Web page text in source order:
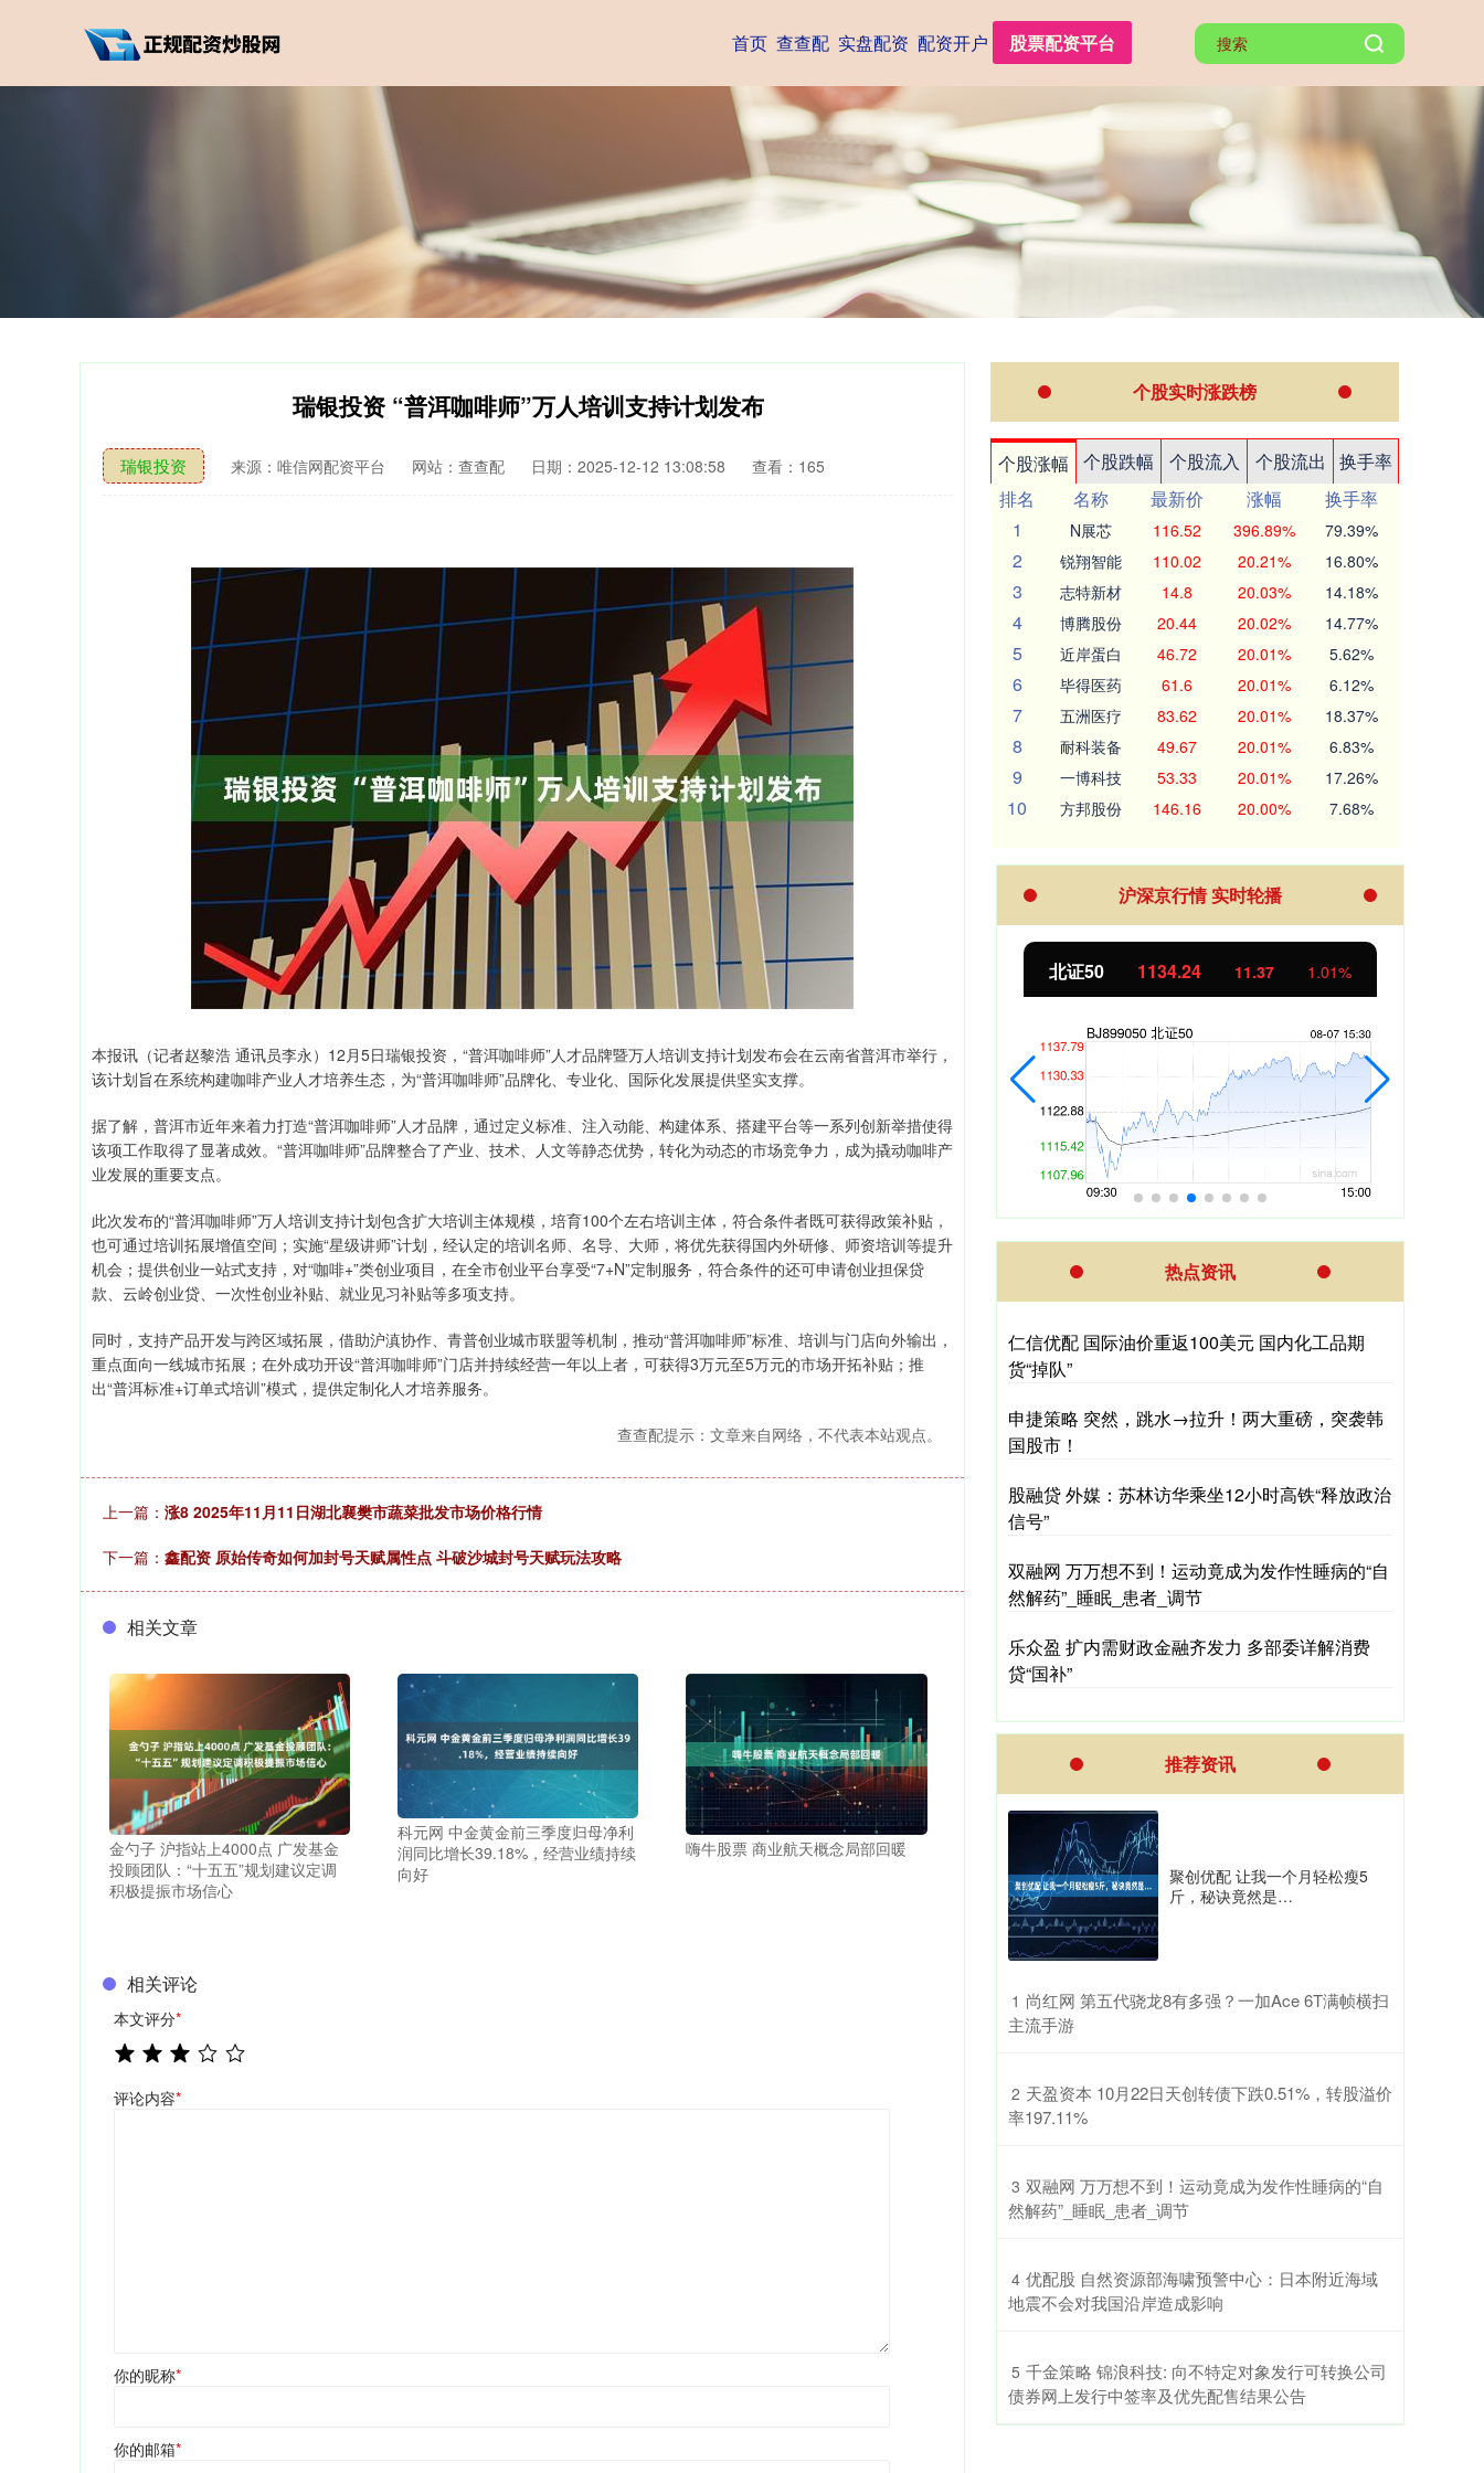
首页 查查配 实盘配资 配资开户 股票配资平台
瑞银投资 “普洱咖啡师”万人培训支持计划发布
瑞银投资 来源：唯信网配资平台 网站：查查配 日期：2025-12-12 13:08:58 查看：165
本报讯（记者赵黎浩 通讯员李永）12月5日瑞银投资，“普洱咖啡师”人才品牌暨万人培训支持计划发布会在云南省普洱市举行，
该计划旨在系统构建咖啡产业人才培养生态，为“普洱咖啡师”品牌化、专业化、国际化发展提供坚实支撑。
据了解，普洱市近年来着力打造“普洱咖啡师”人才品牌，通过定义标准、注入动能、构建体系、搭建平台等一系列创新举措使得
该项工作取得了显著成效。“普洱咖啡师”品牌整合了产业、技术、人文等静态优势，转化为动态的市场竞争力，成为撬动咖啡产
业发展的重要支点。
此次发布的“普洱咖啡师”万人培训支持计划包含扩大培训主体规模，培育100个左右培训主体，符合条件者既可获得政策补贴，
也可通过培训拓展增值空间；实施“星级讲师”计划，经认定的培训名师、名导、大师，将优先获得国内外研修、师资培训等提升
机会；提供创业一站式支持，对“咖啡+”类创业项目，在全市创业平台享受“7+N”定制服务，符合条件的还可申请创业担保贷
款、云岭创业贷、一次性创业补贴、就业见习补贴等多项支持。
同时，支持产品开发与跨区域拓展，借助沪滇协作、青普创业城市联盟等机制，推动“普洱咖啡师”标准、培训与门店向外输出，
重点面向一线城市拓展；在外成功开设“普洱咖啡师”门店并持续经营一年以上者，可获得3万元至5万元的市场开拓补贴；推
出“普洱标准+订单式培训”模式，提供定制化人才培养服务。
查查配提示：文章来自网络，不代表本站观点。
上一篇： 涨8 2025年11月11日湖北襄樊市蔬菜批发市场价格行情
下一篇： 鑫配资 原始传奇如何加封号天赋属性点 斗破沙城封号天赋玩法攻略
相关文章
金勺子 沪指站上4000点 广发基金
投顾团队：“十五五”规划建议定调
积极提振市场信心
科元网 中金黄金前三季度归母净利
润同比增长39.18%，经营业绩持续
向好
嗨牛股票 商业航天概念局部回暖
相关评论
本文评分*
评论内容*
你的昵称*
你的邮箱*
个股实时涨跌榜
个股涨幅 个股跌幅 个股流入 个股流出
换手率
排名
名称 最新价 涨幅
换手率
1
N展芯 116.52 396.89% 79.39%
2 锐翔智能 110.02 20.21% 16.80%
3 志特新材 14.8 20.03% 14.18%
4 博腾股份 20.44 20.02% 14.77%
5 近岸蛋白 46.72 20.01% 5.62%
6 毕得医药 61.6 20.01% 6.12%
7 五洲医疗 83.62 20.01% 18.37%
8 耐科装备 49.67 20.01% 6.83%
9 一博科技 53.33 20.01% 17.26%
10 方邦股份 146.16 20.00% 7.68%
沪深京行情 实时轮播
深证成指 14311.01 200.89 1.42% 沪深300 4694.44 北证50 1134.24 11.37 1.01%
热点资讯
仁信优配 国际油价重返100美元 国内化工品期
货“掉队”
申捷策略 突然，跳水→拉升！两大重磅，突袭韩
国股市！
股融贷 外媒：苏林访华乘坐12小时高铁“释放政治
信号”
双融网 万万想不到！运动竟成为发作性睡病的“自
然解药”_睡眠_患者_调节
乐众盈 扩内需财政金融齐发力 多部委详解消费
贷“国补”
推荐资讯
聚创优配 让我一个月轻松瘦5
斤，秘诀竟然是…
1 ​尚红网 第五代骁龙8有多强？一加Ace 6T满帧横扫
主流手游
2 ​天盈资本 10月22日天创转债下跌0.51%，转股溢价
率197.11%
3 ​双融网 万万想不到！运动竟成为发作性睡病的“自
然解药”_睡眠_患者_调节
4 ​优配股 自然资源部海啸预警中心：日本附近海域
地震不会对我国沿岸造成影响
5 ​千金策略 锦浪科技: 向不特定对象发行可转换公司
债券网上发行中签率及优先配售结果公告